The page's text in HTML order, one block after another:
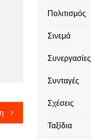
Πολιτισμός
Σινεμά
Συνεργασίες
Συνταγές
Σχέσεις
Ταξίδια